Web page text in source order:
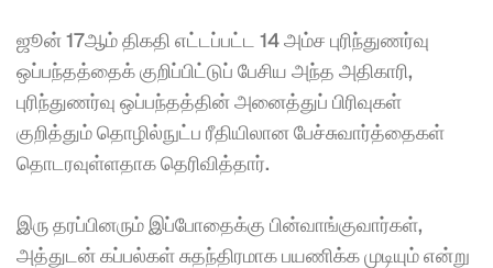
ஜூன் 17ஆம் திகதி எட்டப்பட்ட 14 அம்ச புரிந்துணர்வு
ஒப்பந்தத்தைக் குறிப்பிட்டுப் பேசிய அந்த அதிகாரி,
புரிந்துணர்வு ஒப்பந்தத்தின் அனைத்துப் பிரிவுகள்
குறித்தும் தொழில்நுட்ப ரீதியிலான பேச்சுவார்த்தைகள்
தொடரவுள்ளதாக தெரிவித்தார்.
இரு தரப்பினரும் இப்போதைக்கு பின்வாங்குவார்கள்,
அத்துடன் கப்பல்கள் சுதந்திரமாக பயணிக்க முடியும் என்று